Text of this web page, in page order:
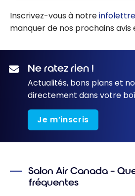
Inscrivez-vous à notreinfolettre
manquer de nos prochains avis
Ne ratez rien !
Actualités, bons plans et
directement dans votre
Je m’inscris
Salon Air Canada –
fréquentes